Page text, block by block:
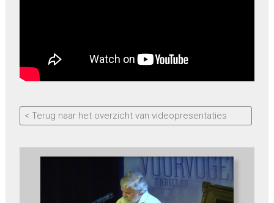
< Terug naar het overzicht van videopresentaties